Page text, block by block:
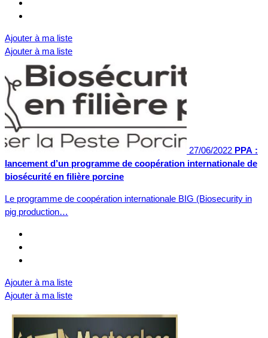
Ajouter à ma liste
Ajouter à ma liste
27/06/2022 PPA :
lancement d’un programme de coopération internationale de
biosécurité en filière porcine
Le programme de coopération internationale BIG (Biosecurity in
pig production…
Ajouter à ma liste
Ajouter à ma liste